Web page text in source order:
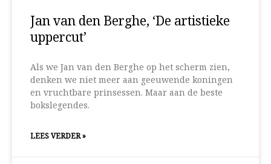
Jan van den Berghe, ‘De artistieke
uppercut’
Als we Jan van den Berghe op het scherm zien,
denken we niet meer aan geeuwende koningen
en vruchtbare prinsessen. Maar aan de beste
bokslegendes.
LEES VERDER »